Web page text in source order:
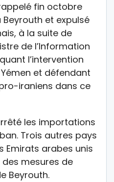
fin octobre
et expulsé
à la suite de
de l’Information
l’intervention
et défendant
iraniens dans ce
les importations
Trois autres pays
Emirats arabes unis
mesures de
Beyrouth.